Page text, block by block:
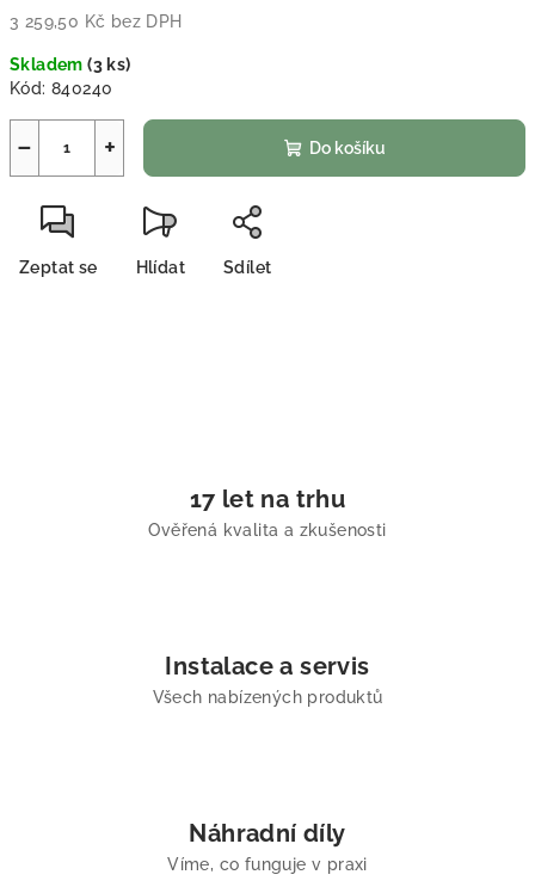
3 259,50 Kč bez DPH
Skladem(3 ks)
Kód: 840240
+
− Do košíku
Zeptat se Hlídat Sdílet
17 let na trhu
Ověřená kvalita a zkušenosti
Instalace a servis
Všech nabízených produktů
Náhradní díly
Víme, co funguje v praxi